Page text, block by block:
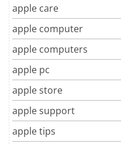
apple care
apple computer
apple computers
apple pc
apple store
apple support
apple tips